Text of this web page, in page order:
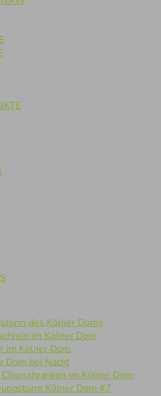
des Kölner Doms
im Kölner Dom
im Kölner Dom
Dom bei Nacht
im Kölner Dom
Kölner Dom #7